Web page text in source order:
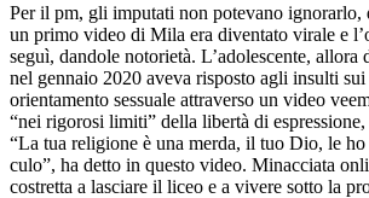
Per il pm, gli imputati non potevano ignorarlo,
un primo video di Mila era diventato virale e
seguì, dandole notorietà. L’adolescente, allora
nel gennaio 2020 aveva risposto agli insulti
orientamento sessuale attraverso un video
“nei rigorosi limiti” della libertà di
“La tua religione è una merda, il tuo Dio, le ho
culo”, ha detto in questo video. Minacciata
costretta a lasciare il liceo e a vivere sotto la